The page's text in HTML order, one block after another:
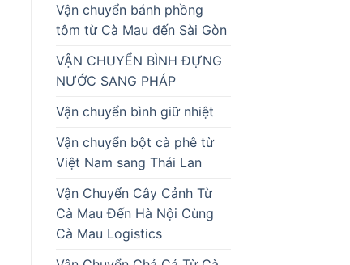
Vận chuyển bánh phồng
tôm từ Cà Mau đến Sài Gòn
VẬN CHUYỂN BÌNH ĐỰNG
NƯỚC SANG PHÁP
Vận chuyển bình giữ nhiệt
Vận chuyển bột cà phê từ
Việt Nam sang Thái Lan
Vận Chuyển Cây Cảnh Từ
Cà Mau Đến Hà Nội Cùng
Cà Mau Logistics